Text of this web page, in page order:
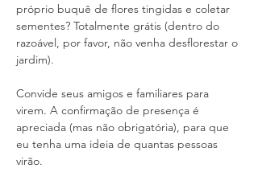
próprio buquê de flores tingidas e coletar
sementes? Totalmente grátis (dentro do
razoável, por favor, não venha desflorestar o
jardim).
Convide seus amigos e familiares para
virem. A confirmação de presença é
apreciada (mas não obrigatória), para que
eu tenha uma ideia de quantas pessoas
virão.